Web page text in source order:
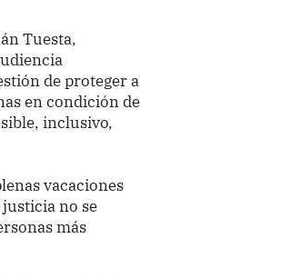
Tuesta,
de proteger a
en condición de
inclusivo,
vacaciones
no se
más